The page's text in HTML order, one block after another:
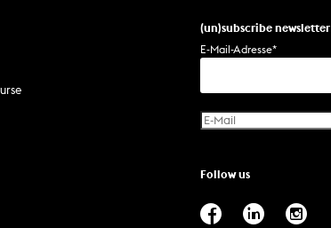
(un)subscribe newsletter
E-Mail-Adresse*
Follow us